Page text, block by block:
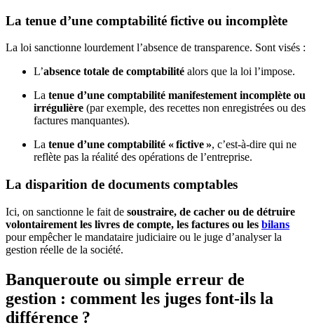
La tenue d’une comptabilité fictive ou incomplète
La loi sanctionne lourdement l’absence de transparence. Sont visés :
L’absence totale de comptabilité alors que la loi l’impose.
La tenue d’une comptabilité manifestement incomplète ou
irrégulière (par exemple, des recettes non enregistrées ou des
factures manquantes).
La tenue d’une comptabilité « fictive », c’est-à-dire qui ne
reflète pas la réalité des opérations de l’entreprise.
La disparition de documents comptables
Ici, on sanctionne le fait de soustraire, de cacher ou de détruire
volontairement les livres de compte, les factures ou les bilans
pour empêcher le mandataire judiciaire ou le juge d’analyser la
gestion réelle de la société.
Banqueroute ou simple erreur de
gestion : comment les juges font-ils la
différence ?